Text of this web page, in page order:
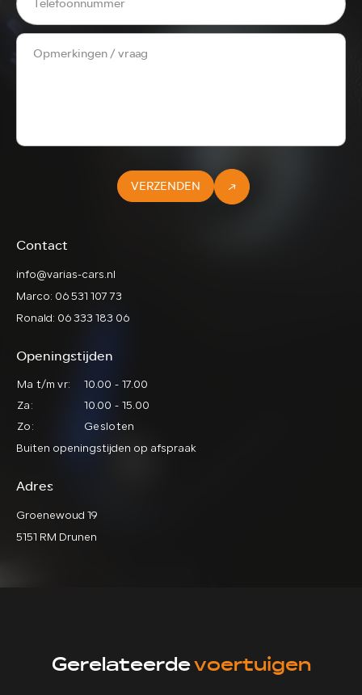
VERZENDEN
Contact
info@varias-cars.nl
Marco: 06 531 107 73
Ronald: 06 333 183 06
Openingstijden
Ma t/m vr:
10.00 - 17.00
Za:
10.00 - 15.00
Zo:
Gesloten
Buiten openingstijden op afspraak
Adres
Groenewoud 19
5151 RM Drunen
Gerelateerdevoertuigen